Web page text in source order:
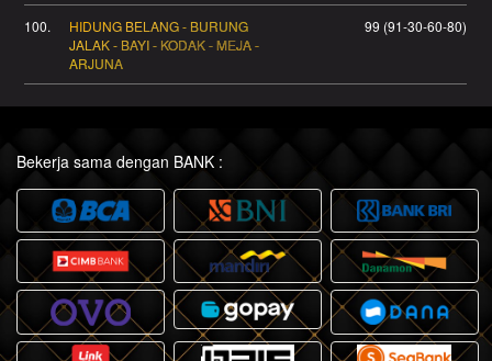
100.
HIDUNG BELANG - BURUNG
JALAK - BAYI - KODAK - MEJA -
ARJUNA
99 (91-30-60-80)
Bekerja sama dengan BANK :